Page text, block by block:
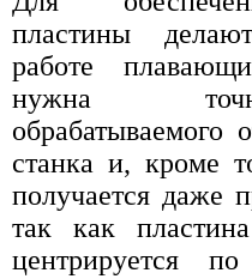
пластины
работе
нужна
обрабатываемого
станка и, кроме
получается даже
так как
центрируется